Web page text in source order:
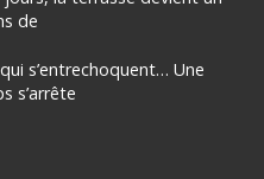
de
s’entrechoquent… Une
s’arrête